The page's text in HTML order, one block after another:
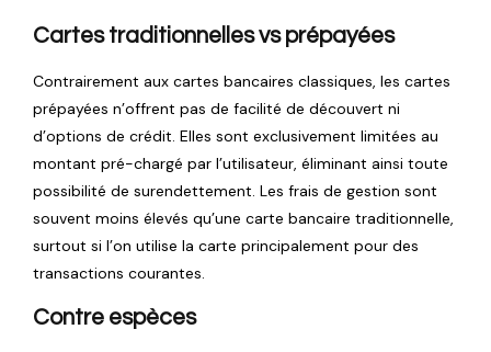
Cartes traditionnelles vs prépayées
Contrairement aux cartes bancaires classiques, les cartes
prépayées n’offrent pas de facilité de découvert ni
d’options de crédit. Elles sont exclusivement limitées au
montant pré-chargé par l’utilisateur, éliminant ainsi toute
possibilité de surendettement. Les frais de gestion sont
souvent moins élevés qu’une carte bancaire traditionnelle,
surtout si l’on utilise la carte principalement pour des
transactions courantes.
Contre espèces